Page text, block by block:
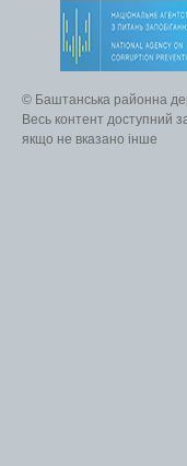
© Баштанська районна
Весь контент доступний
якщо не вказано інше